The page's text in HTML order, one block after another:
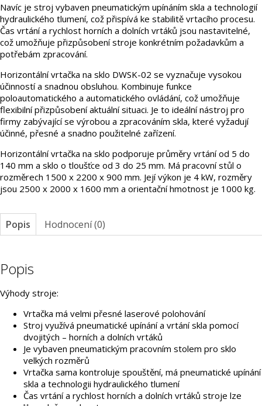
Navíc je stroj vybaven pneumatickým upínáním skla a technologií
hydraulického tlumení, což přispívá ke stabilitě vrtacího procesu.
Čas vrtání a rychlost horních a dolních vrtáků jsou nastavitelné,
což umožňuje přizpůsobení stroje konkrétním požadavkům a
potřebám zpracování.
Horizontální vrtačka na sklo DWSK-02 se vyznačuje vysokou
účinností a snadnou obsluhou. Kombinuje funkce
poloautomatického a automatického ovládání, což umožňuje
flexibilní přizpůsobení aktuální situaci. Je to ideální nástroj pro
firmy zabývající se výrobou a zpracováním skla, které vyžadují
účinné, přesné a snadno použitelné zařízení.
Horizontální vrtačka na sklo podporuje průměry vrtání od 5 do
140 mm a sklo o tloušťce od 3 do 25 mm. Má pracovní stůl o
rozměrech 1500 x 2200 x 900 mm. Její výkon je 4 kW, rozměry
jsou 2500 x 2000 x 1600 mm a orientační hmotnost je 1000 kg.
Popis Hodnocení (0)
Popis
Výhody stroje:
Vrtačka má velmi přesné laserové polohování
Stroj využívá pneumatické upínání a vrtání skla pomocí
dvojitých – horních a dolních vrtáků
Je vybaven pneumatickým pracovním stolem pro sklo
velkých rozměrů
Vrtačka sama kontroluje spouštění, má pneumatické upínání
skla a technologii hydraulického tlumení
Čas vrtání a rychlost horních a dolních vrtáků stroje lze